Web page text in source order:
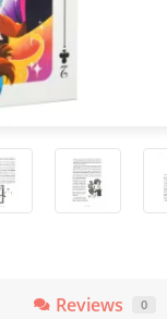
Reviews 0